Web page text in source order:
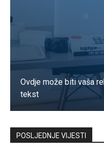
Ovdje može biti vaša
tekst
Kontaktirajte nas
POSLJEDNJE VIJESTI